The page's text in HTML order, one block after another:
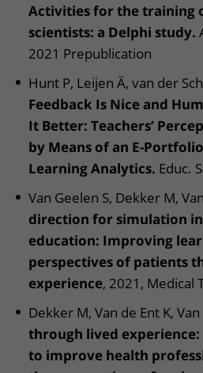
Activities for the training
scientists: a Delphi study.
2021 Prepublication
Hunt P, Leijen Ä, van der
Feedback Is Nice and
It Better: Teachers’
by Means of an E-
Learning Analytics. Educ.
Van Geelen S, Dekker M,
direction for simulation
education: Improving
perspectives of patients
experience, 2021, Medical
Dekker M, Van de Ent K, Van
through lived
to improve health